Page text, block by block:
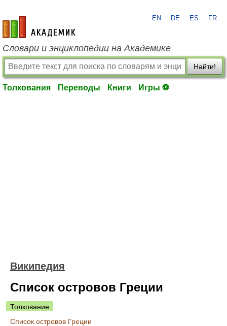
academic.ru
EN DE ES FR
Словари и энциклопедии на Академике
Найти!
Толкования Переводы Книги Игры ⚽
Википедия
Список островов Греции
Толкование
Список островов Греции